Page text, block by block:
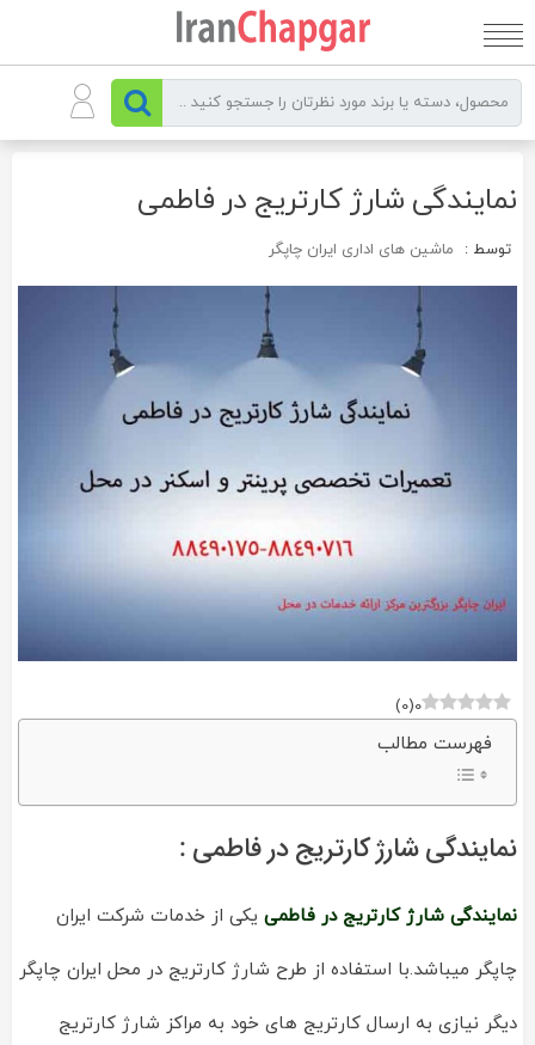
به
نمایندگی شارژ کارتریج در فاطمی
توسط : ماشین های اداری ایران چاپگر
0
(
0
)
فهرست مطالب
نمایندگی شارژ کارتریج در فاطمی :
نمایندگی شارژ کارتریج در فاطمی یکی از خدمات شرکت ایران
چاپگر میباشد.با استفاده از طرح شارژ کارتریج در محل ایران چاپگر
دیگر نیازی به ارسال کارتریج های خود به مراکز شارژ کارتریج